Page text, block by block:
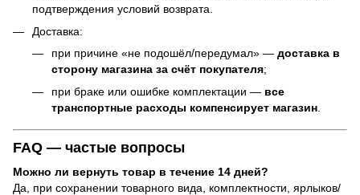
подтверждения условий возврата.
Доставка:
при причине «не подошёл/передумал» — доставка в
сторону магазина за счёт покупателя;
при браке или ошибке комплектации — все
транспортные расходы компенсирует магазин.
FAQ — частые вопросы
Можно ли вернуть товар в течение 14 дней?
Да, при сохранении товарного вида, комплектности, ярлыков/